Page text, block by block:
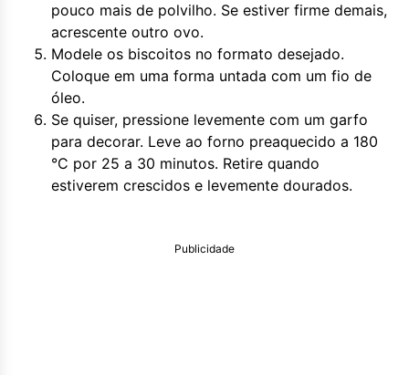
pouco mais de polvilho. Se estiver firme demais,
acrescente outro ovo.
Modele os biscoitos no formato desejado.
Coloque em uma forma untada com um fio de
óleo.
Se quiser, pressione levemente com um garfo
para decorar. Leve ao forno preaquecido a 180
°C por 25 a 30 minutos. Retire quando
estiverem crescidos e levemente dourados.
Publicidade